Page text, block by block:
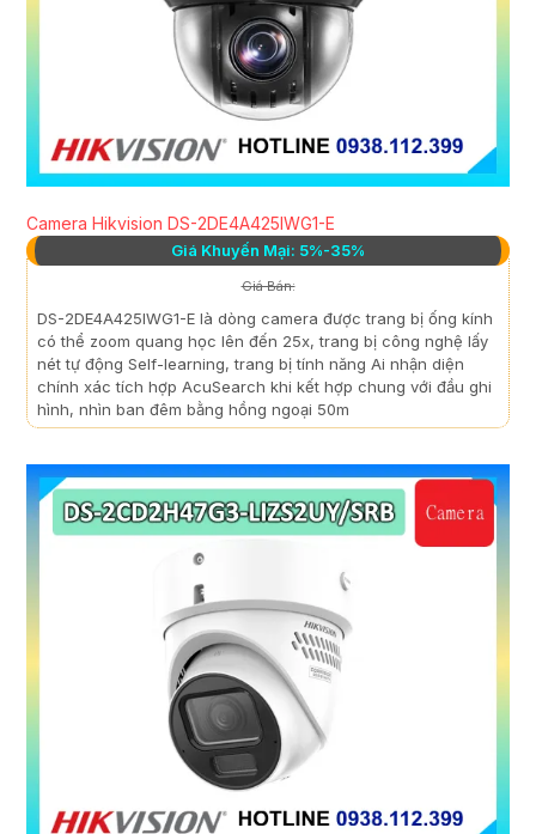
Camera Hikvision DS-2DE4A425IWG1-E
Giá Khuyến Mại: 5%-35%
Giá Bán:
DS-2DE4A425IWG1-E là dòng camera được trang bị ống kính
có thể zoom quang học lên đến 25x, trang bị công nghệ lấy
nét tự động Self-learning, trang bị tính năng Ai nhận diện
chính xác tích hợp AcuSearch khi kết hợp chung với đầu ghi
hình, nhìn ban đêm bằng hồng ngoại 50m